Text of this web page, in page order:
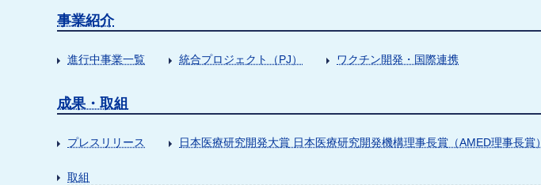
事業紹介
進行中事業一覧 統合プロジェクト（PJ） ワクチン開発・国際連携
成果・取組
プレスリリース 日本医療研究開発大賞 日本医療研究開発機構理事長賞（AMED理事長賞）
取組